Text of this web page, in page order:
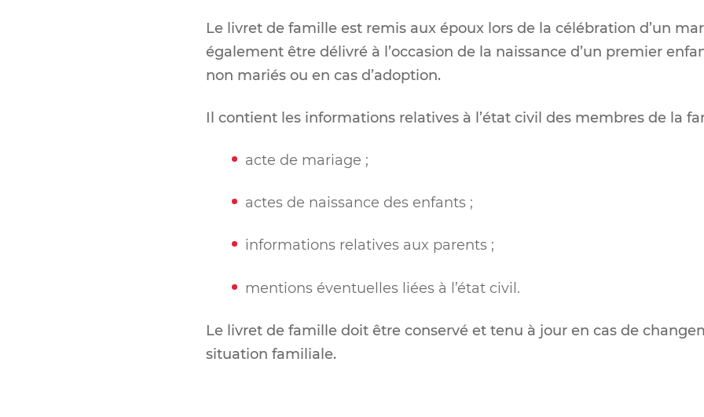
Le livret de famille est remis aux époux lors de la célébration d’un
également être délivré à l’occasion de la naissance d’un premier
non mariés ou en cas d’adoption.
Il contient les informations relatives à l’état civil des membres de la
acte de mariage ;
actes de naissance des enfants ;
informations relatives aux parents ;
mentions éventuelles liées à l’état civil.
Le livret de famille doit être conservé et tenu à jour en cas de
situation familiale.